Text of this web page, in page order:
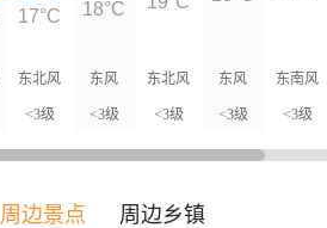
东北风
<3级
东风
<3级
东北风
<3级
东风
<3级
东南风
<3级
17°C 18°C
周边景点 周边乡镇